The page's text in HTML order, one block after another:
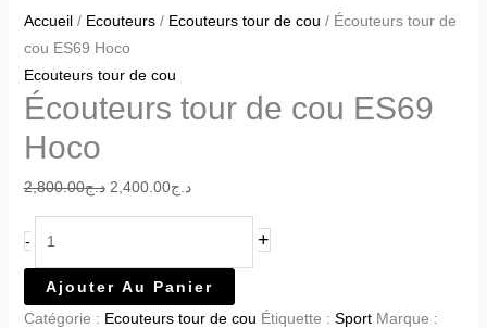
Accueil/ Ecouteurs/ Ecouteurs tour de cou / Écouteurs tour de
cou ES69 Hoco
Ecouteurs tour de cou
Écouteurs tour de cou ES69
Hoco
د.ج2,800.00 د.ج2,400.00
- +
Ajouter Au Panier
Catégorie : Ecouteurs tour de cou Étiquette : Sport Marque :